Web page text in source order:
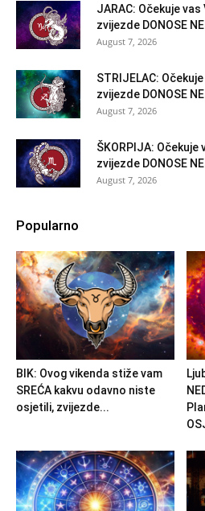
JARAC: Očekuje vas
zvijezde DONOSE
August 7, 2026
STRIJELAC: Očekuje
zvijezde DONOSE
August 7, 2026
ŠKORPIJA: Očekuje
zvijezde DONOSE
August 7, 2026
Popularno
BIK: Ovog vikenda stiže vam
SREĆA kakvu odavno niste
osjetili, zvijezde...